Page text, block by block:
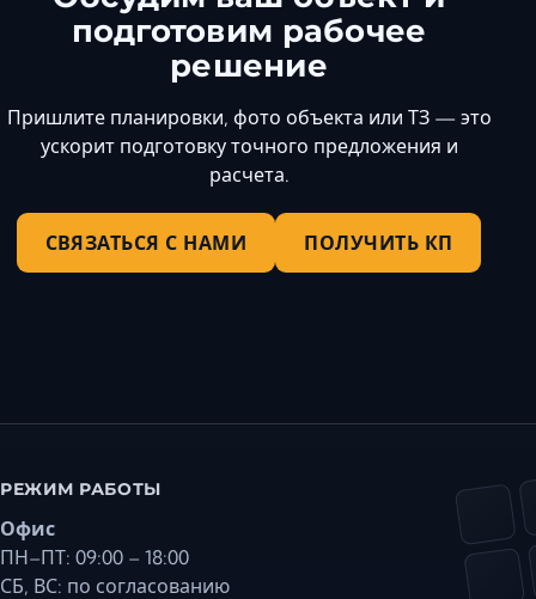
подготовим рабочее
решение
Пришлите планировки, фото объекта или ТЗ — это
ускорит подготовку точного предложения и
расчета.
СВЯЗАТЬСЯ С НАМИ ПОЛУЧИТЬ КП
РЕЖИМ РАБОТЫ
Офис
ПН–ПТ: 09:00 – 18:00
СБ, ВС: по согласованию